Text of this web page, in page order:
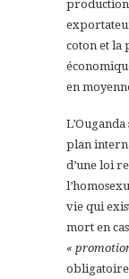
coton et la
en
plan
d’une loi
vie qui
mort en
«
obligatoire